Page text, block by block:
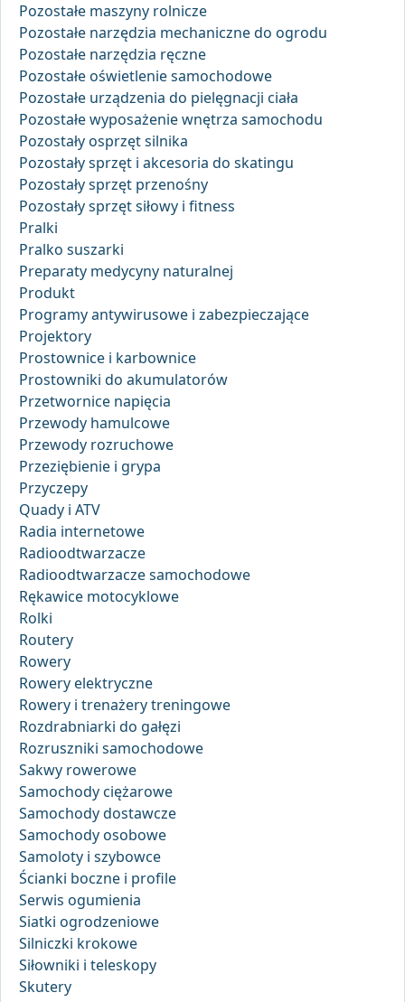
Pozostałe maszyny rolnicze
Pozostałe narzędzia mechaniczne do ogrodu
Pozostałe narzędzia ręczne
Pozostałe oświetlenie samochodowe
Pozostałe urządzenia do pielęgnacji ciała
Pozostałe wyposażenie wnętrza samochodu
Pozostały osprzęt silnika
Pozostały sprzęt i akcesoria do skatingu
Pozostały sprzęt przenośny
Pozostały sprzęt siłowy i fitness
Pralki
Pralko suszarki
Preparaty medycyny naturalnej
Produkt
Programy antywirusowe i zabezpieczające
Projektory
Prostownice i karbownice
Prostowniki do akumulatorów
Przetwornice napięcia
Przewody hamulcowe
Przewody rozruchowe
Przeziębienie i grypa
Przyczepy
Quady i ATV
Radia internetowe
Radioodtwarzacze
Radioodtwarzacze samochodowe
Rękawice motocyklowe
Rolki
Routery
Rowery
Rowery elektryczne
Rowery i trenażery treningowe
Rozdrabniarki do gałęzi
Rozruszniki samochodowe
Sakwy rowerowe
Samochody ciężarowe
Samochody dostawcze
Samochody osobowe
Samoloty i szybowce
Ścianki boczne i profile
Serwis ogumienia
Siatki ogrodzeniowe
Silniczki krokowe
Siłowniki i teleskopy
Skutery